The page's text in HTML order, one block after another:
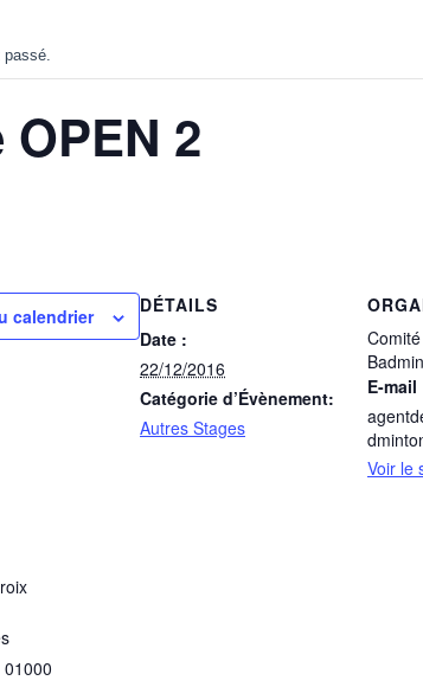
passé.
2
calendrier
DÉTAILS
Date :
22/12/2016
Catégorie d’Évènement:
Autres Stages
E-mail
Voir le
01000